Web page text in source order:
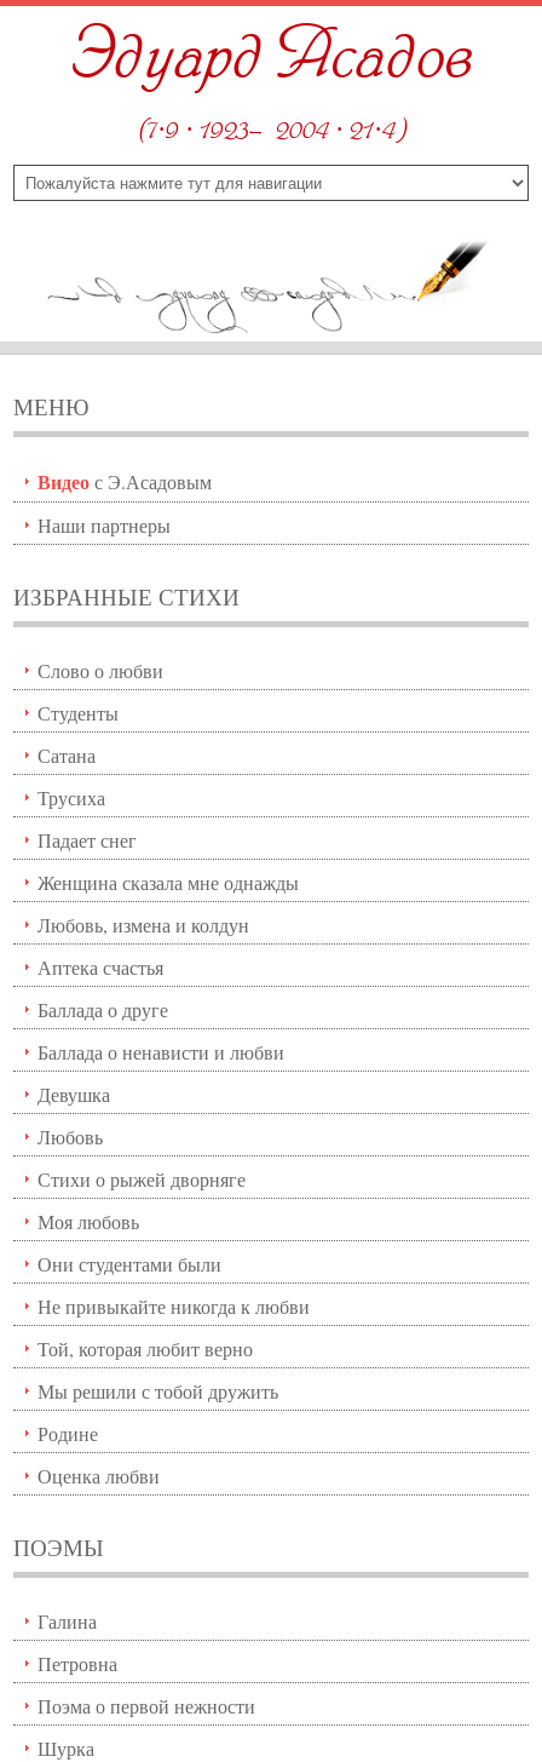
Эдуард Асадов
(7·9 · 1923—2004 · 21·4)
МЕНЮ
Видеос Э.Асадовым
Наши партнеры
ИЗБРАННЫЕ СТИХИ
Слово о любви
Студенты
Сатана
Трусиха
Падает снег
Женщина сказала мне однажды
Любовь, измена и колдун
Аптека счастья
Баллада о друге
Баллада о ненависти и любви
Девушка
Любовь
Стихи о рыжей дворняге
Моя любовь
Они студентами были
Не привыкайте никогда к любви
Той, которая любит верно
Мы решили с тобой дружить
Родине
Оценка любви
ПОЭМЫ
Галина
Петровна
Поэма о первой нежности
Шурка